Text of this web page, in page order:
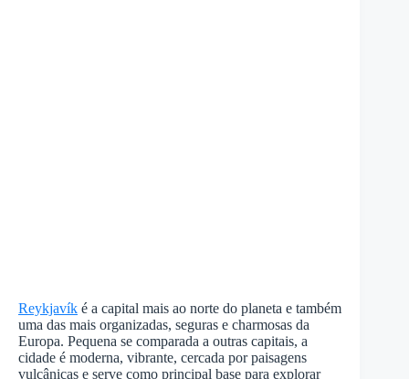
Reykjavík é a capital mais ao norte do planeta e também
uma das mais organizadas, seguras e charmosas da
Europa. Pequena se comparada a outras capitais, a
cidade é moderna, vibrante, cercada por paisagens
vulcânicas e serve como principal base para explorar